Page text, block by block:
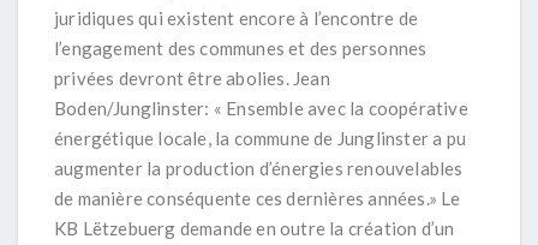
juridiques qui existent encore à l’encontre de
l’engagement des communes et des personnes
privées devront être abolies. Jean
Boden/Junglinster: « Ensemble avec la coopérative
énergétique locale, la commune de Junglinster a pu
augmenter la production d’énergies renouvelables
de manière conséquente ces dernières années.» Le
KB Lëtzebuerg demande en outre la création d’un